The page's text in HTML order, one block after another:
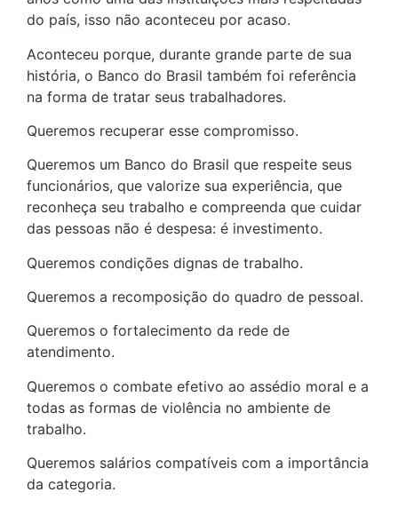
do país, isso não aconteceu por acaso.
Aconteceu porque, durante grande parte de sua
história, o Banco do Brasil também foi referência
na forma de tratar seus trabalhadores.
Queremos recuperar esse compromisso.
Queremos um Banco do Brasil que respeite seus
funcionários, que valorize sua experiência, que
reconheça seu trabalho e compreenda que cuidar
das pessoas não é despesa: é investimento.
Queremos condições dignas de trabalho.
Queremos a recomposição do quadro de pessoal.
Queremos o fortalecimento da rede de
atendimento.
Queremos o combate efetivo ao assédio moral e a
todas as formas de violência no ambiente de
trabalho.
Queremos salários compatíveis com a importância
da categoria.